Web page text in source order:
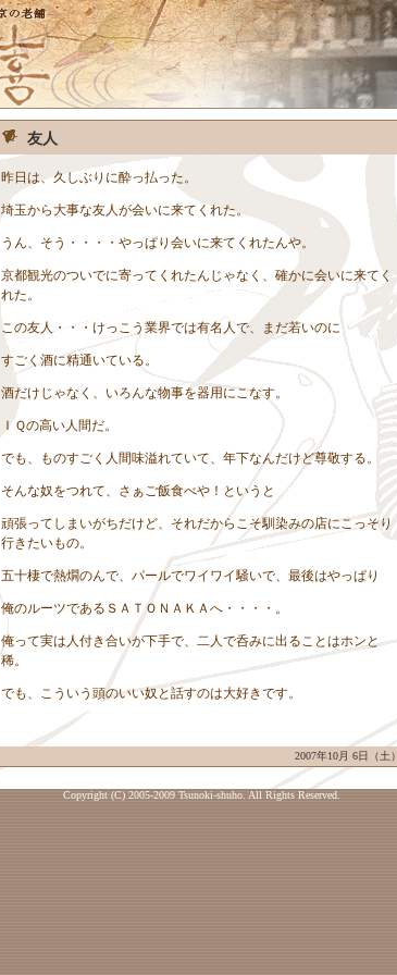
友人
昨日は、久しぶりに酔っ払った。
埼玉から大事な友人が会いに来てくれた。
うん、そう・・・・やっぱり会いに来てくれたんや。
京都観光のついでに寄ってくれたんじゃなく、確かに会いに来てく
れた。
この友人・・・けっこう業界では有名人で、まだ若いのに
すごく酒に精通いている。
酒だけじゃなく、いろんな物事を器用にこなす。
ＩＱの高い人間だ。
でも、ものすごく人間味溢れていて、年下なんだけど尊敬する。
そんな奴をつれて、さぁご飯食べや！というと
頑張ってしまいがちだけど、それだからこそ馴染みの店にこっそり
行きたいもの。
五十棲で熱燗のんで、パールでワイワイ騒いで、最後はやっぱり
俺のルーツであるＳＡＴＯＮＡＫＡへ・・・・。
俺って実は人付き合いが下手で、二人で呑みに出ることはホンと
稀。
でも、こういう頭のいい奴と話すのは大好きです。
2007年10月 6日（土）
Copyright (C) 2005-2009 Tsunoki-shuho. All Rights Reserved.